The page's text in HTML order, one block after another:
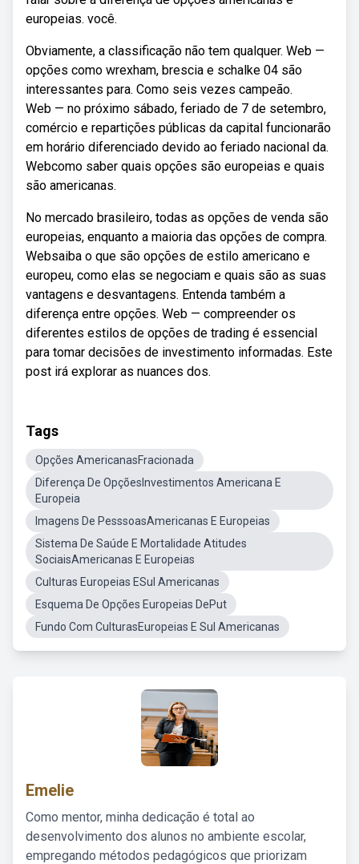
europeias. você.
Obviamente, a classificação não tem qualquer. Web —
opções como wrexham, brescia e schalke 04 são
interessantes para. Como seis vezes campeão.
Web — no próximo sábado, feriado de 7 de setembro,
comércio e repartições públicas da capital funcionarão
em horário diferenciado devido ao feriado nacional da.
Webcomo saber quais opções são europeias e quais
são americanas.
No mercado brasileiro, todas as opções de venda são
europeias, enquanto a maioria das opções de compra.
Websaiba o que são opções de estilo americano e
europeu, como elas se negociam e quais são as suas
vantagens e desvantagens. Entenda também a
diferença entre opções. Web — compreender os
diferentes estilos de opções de trading é essencial
para tomar decisões de investimento informadas. Este
post irá explorar as nuances dos.
Tags
Opções AmericanasFracionada
Diferença De OpçõesInvestimentos Americana E
Europeia
Imagens De PesssoasAmericanas E Europeias
Sistema De Saúde E Mortalidade Atitudes
SociaisAmericanas E Europeias
Culturas Europeias ESul Americanas
Esquema De Opções Europeias DePut
Fundo Com CulturasEuropeias E Sul Americanas
Emelie
Como mentor, minha dedicação é total ao
desenvolvimento dos alunos no ambiente escolar,
empregando métodos pedagógicos que priorizam